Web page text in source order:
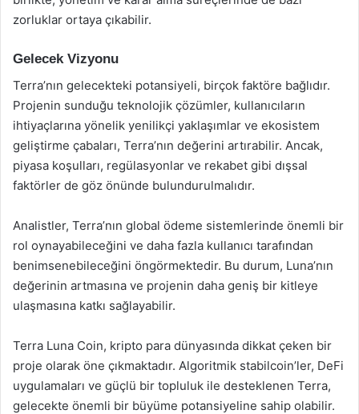
zorluklar ortaya çıkabilir.
Gelecek Vizyonu
Terra’nın gelecekteki potansiyeli, birçok faktöre bağlıdır.
Projenin sunduğu teknolojik çözümler, kullanıcıların
ihtiyaçlarına yönelik yenilikçi yaklaşımlar ve ekosistem
geliştirme çabaları, Terra’nın değerini artırabilir. Ancak,
piyasa koşulları, regülasyonlar ve rekabet gibi dışsal
faktörler de göz önünde bulundurulmalıdır.
Analistler, Terra’nın global ödeme sistemlerinde önemli bir
rol oynayabileceğini ve daha fazla kullanıcı tarafından
benimsenebileceğini öngörmektedir. Bu durum, Luna’nın
değerinin artmasına ve projenin daha geniş bir kitleye
ulaşmasına katkı sağlayabilir.
Terra Luna Coin, kripto para dünyasında dikkat çeken bir
proje olarak öne çıkmaktadır. Algoritmik stabilcoin’ler, DeFi
uygulamaları ve güçlü bir topluluk ile desteklenen Terra,
gelecekte önemli bir büyüme potansiyeline sahip olabilir.